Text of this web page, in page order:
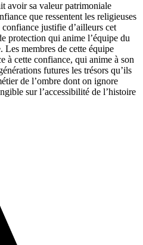
avoir sa valeur patrimoniale
que ressentent les religieuses
confiance justifie d’ailleurs cet
protection qui anime l’équipe du
Les membres de cette équipe
à cette confiance, qui anime à son
futures les trésors qu’ils
de l’ombre dont on ignore
sur l’accessibilité de l’histoire